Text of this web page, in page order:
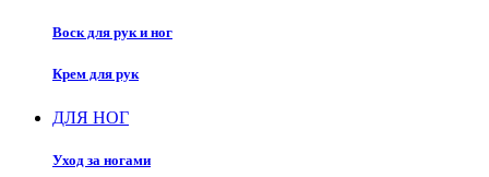
Воск для рук и ног
Крем для рук
ДЛЯ НОГ
Уход за ногами